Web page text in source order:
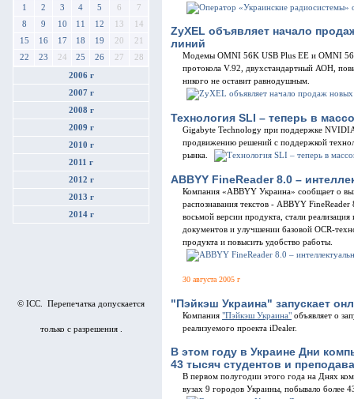
1
2 3 4 5 6
7
8
9 10 11 12 13
14
15
16 17 18 19 20
21
22
23 24 25 26 27 28
2006 г
2007 г
2008 г
2009 г
2010 г
2011 г
2012 г
2013 г
2014 г
© ICC. Перепечатка допускается
только с разрешения .
ZyXEL объявляет начало
линий
Модемы OMNI 56K USB Plus EE и OMNI
протокола V.92, двухстандартный АОН,
никого не оставит равнодушным.
Технология SLI – теперь в
Gigabyte Technology при поддержке
продвижению решений с поддержкой
рынка.
ABBYY FineReader 8.0 –
Компания «ABBYY Украина» сообщает о
распознавания текстов - ABBYY
восьмой версии продукта, стали
документов и улучшении базовой OCR-
продукта и повысить удобство работы.
30 августа 2005 г
"Пэйкэш Украина" запускает
Компания "Пэйкэш Украина" объявляет о
реализуемого проекта iDealer.
В этом году в Украине Дни
43 тысяч студентов и
В первом полугодии этого года на Днях
вузах 9 городов Украины, побывало более